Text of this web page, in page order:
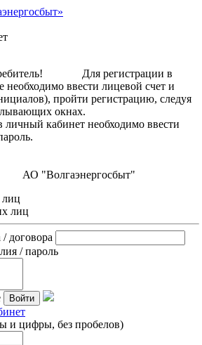
Для регистрации в
необходимо ввести лицевой счет и
пройти регистрацию, следуя
в всплывающих окнах.
кабинет необходимо ввести
счет и пароль.
лиц
лиц
договора
/ пароль
Войти
и цифры, без пробелов)